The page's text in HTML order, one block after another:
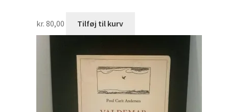
kr. 80,00 Tilføj til kurv